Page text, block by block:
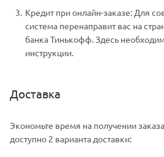
Кредит при онлайн-заказе: Для
система перенаправит вас на
банка Тинькофф. Здесь
инструкции.
Доставка
Экономьте время на получении
доступно 2 варианта доставки: